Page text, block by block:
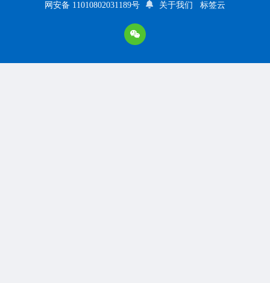
网安备 11010802031189号
关于我们 标签云